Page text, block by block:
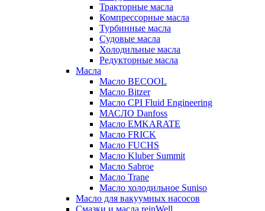
Тракторные масла
Компрессорные масла
Турбинные масла
Судовые масла
Холодильные масла
Редукторные масла
Масла
Масло BECOOL
Масло Bitzer
Масло CPI Fluid Engineering
МАСЛО Danfoss
Масло EMKARATE
Масло FRICK
Масло FUCHS
Масло Kluber Summit
Масло Sabroe
Масло Trane
Масло холодильное Suniso
Масло для вакуумных насосов
Смазки и масла reinWell